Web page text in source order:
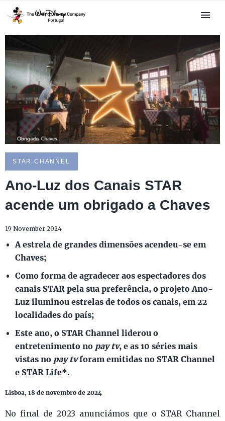
STAR CHANNEL
Ano-Luz dos Canais STAR
acende um obrigado a Chaves
19 November 2024
A estrela de grandes dimensões acendeu-se em
Chaves;
Como forma de agradecer aos espectadores dos
canais STAR pela sua preferência, o projeto Ano-
Luz iluminou estrelas de todos os canais, em 22
localidades do país;
Este ano, o STAR Channel liderou o
entretenimento no pay tv, e as 10 séries mais
vistas no pay tvforam emitidas no STAR Channel
e STAR Life*.
Lisboa, 18 de novembro de 2024
No final de 2023 anunciámos que o STAR Channel